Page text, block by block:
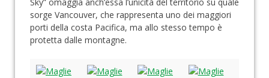
sorge Vancouver, che rappresenta uno dei maggiori
porti della costa Pacifica, ma allo stesso tempo è
protetta dalle montagne.